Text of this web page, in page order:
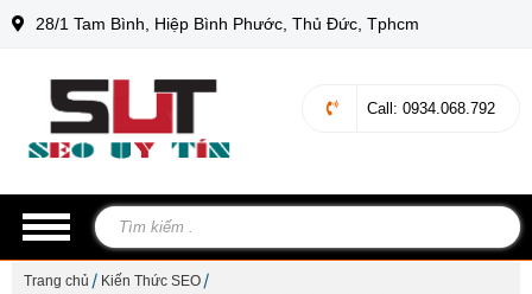
Trang chủ
Kiến Thức SEO
28/1 Tam Bình, Hiệp Bình Phước, Thủ Đức, Tphcm
Call : 0934.068.792